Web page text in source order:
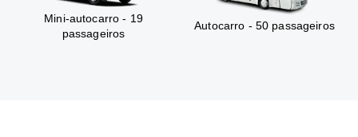
Mini-autocarro - 19
passageiros
Autocarro - 50 passageiros